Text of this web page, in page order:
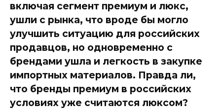
включая сегмент премиум и люкс,
ушли с рынка, что вроде бы могло
улучшить ситуацию для российских
продавцов, но одновременно с
брендами ушла и легкость в закупке
импортных материалов. Правда ли,
что бренды премиум в российских
условиях уже считаются люксом?